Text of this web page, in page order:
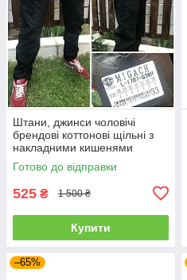
Штани, джинси чоловічі
брендові коттонові щільні з
накладними кишенями
"карго" MIGACH, Туреччина
Готово до відправки
525 ₴ 1 500 ₴
Купити
–65%